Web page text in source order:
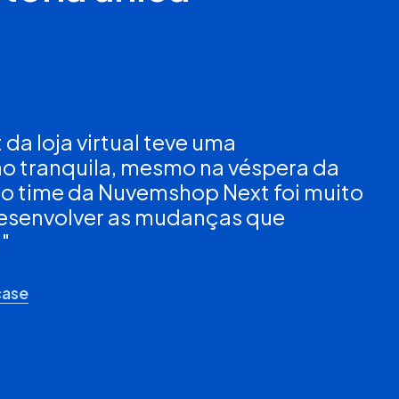
loja virtual teve uma
tranquila, mesmo na véspera da
time da Nuvemshop Next foi muito
as mudanças que